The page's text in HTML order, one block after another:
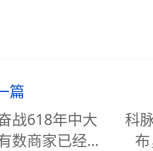
篇
战618年中大
数商家已经在
科